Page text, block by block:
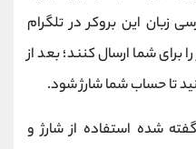
زبان این بروکر در تلگرام
برای شما ارسال کنند؛ بعد از
تا حساب شما شارژ شود.
شده استفاده از شارژ و